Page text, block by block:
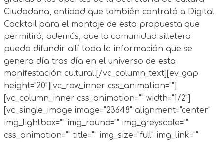
Ciudadana, entidad que también contrató a Digital
Cocktail para el montaje de esta propuesta que
permitirá, además, que la comunidad silletera
pueda difundir allí toda la información que se
genera día tras día en el universo de esta
manifestación cultural.[/vc_column_text][ev_gap
height="20"][vc_row_inner css_animation=""]
[vc_column_inner css_animation="" width="1/2"]
[vc_single_image image="23648" alignment="center"
img_lightbox="" img_round="" img_greyscale=""
css_animation="" title="" img_size="full" img_link=""